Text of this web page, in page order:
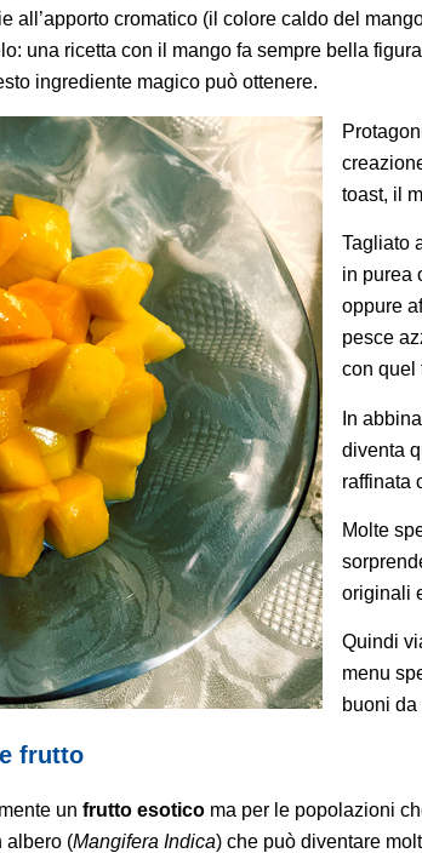
all’apporto cromatico (il colore caldo del
una ricetta con il mango fa sempre bella
ingrediente magico può ottenere.
toast, il
Tagliato
in purea
oppure
pesce
con quel
In
diventa
raffinata
Molte
originali
Quindi
menu
buoni
frutto
un frutto esotico ma per le popolazioni
albero (Mangifera Indica) che può diventare